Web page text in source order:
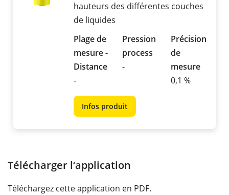
hauteurs des différentes couches
de liquides
Plage de
mesure -
Distance
-
Pression
process
-
Précision
de
mesure
0,1 %
Infos produit
Télécharger l‘application
Téléchargez cette application en PDF.